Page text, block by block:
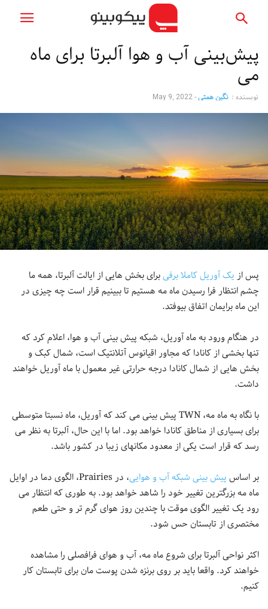
پیش‌بینی آب و هوا آلبرتا برای ماه
می
نویسنده : نگین همتی-
May 9, 2022
پس ازیک آوریل کاملا برفیبرای بخش هایی از ایالت آلبرتا، همه ما
چشم انتظار فرا رسیدن ماه مه هستیم تا ببینیم قرار است چه چیزی در
این ماه برایمان اتفاق بیوفتد.
در هنگام ورود به ماه آوریل، شبکه پیش بینی آب و هوا، اعلام کرد که
تنها بخشی از کانادا که مجاور اقیانوس آتلانتیک است، شمال کبک و
بخش هایی از شمال کانادا درجه حرارتی غیر معمول با ماه آوریل خواهند
داشت.
با نگاه به ماه مه، TWN پیش بینی می کند که آوریل، ماه نسبتا متوسطی
برای بسیاری از مناطق کانادا خواهد بود. اما با این حال، آلبرتا به نظر می
رسد که قرار است یکی از معدود مکانهای زیبا در کشور باشد.
بر اساسپیش بینی شبکه آب و هوایی
، در Prairies، الگوی دما در اوایل
ماه مه بزرگترین تغییر خود را شاهد خواهد بود. به طوری که انتظار می
رود یک تغییر الگوی موقت با چندین روز هوای گرم تر و حتی طعم
مختصری از تابستان حس شود.
اکثر نواحی آلبرتا برای شروع ماه مه، آب و هوای فرافصلی را مشاهده
خواهند کرد. واقعا باید بر روی برنزه شدن پوست مان برای تابستان کار
کنیم.